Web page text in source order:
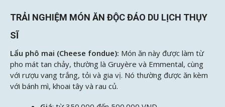
TRẢI NGHIỆM MÓN ĂN ĐỘC ĐÁO DU LỊCH THỤY
SĨ
Lẩu phô mai (Cheese fondue): Món ăn này được làm từ
pho mát tan chảy, thường là Gruyère và Emmental, cùng
với rượu vang trắng, tỏi và gia vị. Nó thường được ăn kèm
với bánh mì, khoai tây và rau củ.